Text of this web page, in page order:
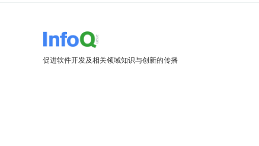
促进软件开发及相关领域知识与创新的传播